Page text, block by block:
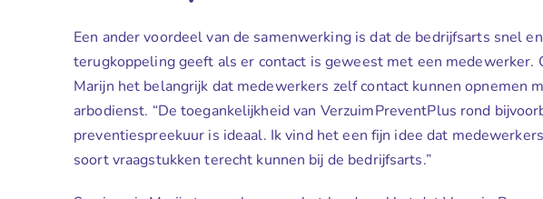
Een ander voordeel van de samenwerking is dat de bedrijfsarts snel
terugkoppeling geeft als er contact is geweest met een medewerker.
Marijn het belangrijk dat medewerkers zelf contact kunnen opnemen
arbodienst. “De toegankelijkheid van VerzuimPreventPlus rond
preventiespreekuur is ideaal. Ik vind het een fijn idee dat
soort vraagstukken terecht kunnen bij de bedrijfsarts.”